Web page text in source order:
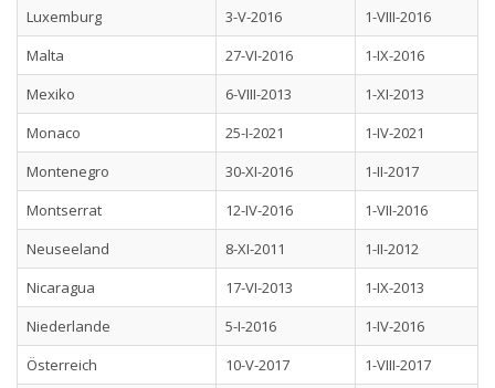
Luxemburg 3-V-2016
1-VIII-2016
Malta
27-VI-2016
1-IX-2016
Mexiko
6-VIII-2013
1-XI-2013
Monaco
25-I-2021
1-IV-2021
Montenegro
30-XI-2016
1-II-2017
Montserrat
12-IV-2016
1-VII-2016
Neuseeland
8-XI-2011
1-II-2012
Nicaragua
17-VI-2013
1-IX-2013
Niederlande
5-I-2016
1-IV-2016
Österreich
10-V-2017
1-VIII-2017